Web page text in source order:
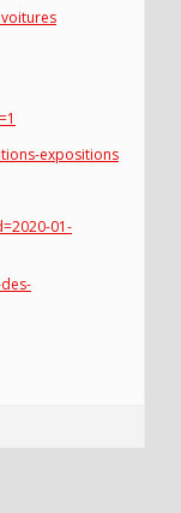
expositions
01-